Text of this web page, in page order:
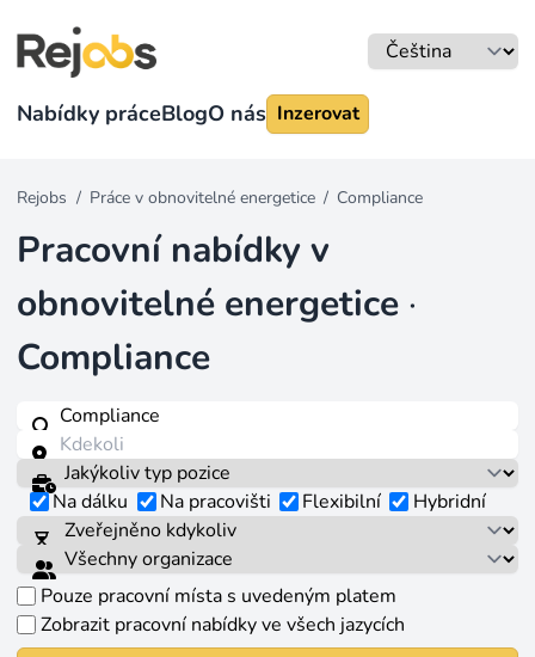
Nabídky práceBlogO nás Inzerovat
Rejobs / Práce v obnovitelné energetice / Compliance
Pracovní nabídky v
obnovitelné energetice ·
Compliance
Na dálku Na pracovišti Flexibilní Hybridní
Pouze pracovní místa s uvedeným platem
Zobrazit pracovní nabídky ve všech jazycích